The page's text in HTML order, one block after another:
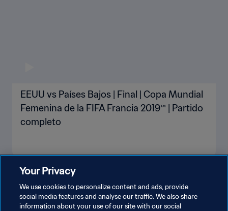
EEUU vs Países Bajos | Final | Copa Mundial
Femenina de la FIFA Francia 2019™ | Partido
completo
Your Privacy
We use cookies to personalize content and ads, provide
social media features and analyse our traffic. We also share
information about your use of our site with our social